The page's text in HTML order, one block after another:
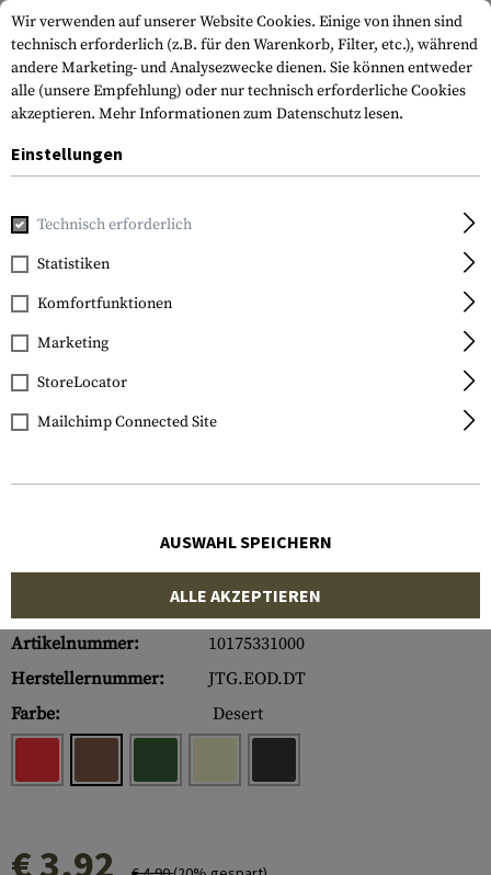
Home Tactical Gear Gummi-
JTG
EOD Rubber Patch
Artikelnummer:
10175331000
Herstellernummer:
JTG.EOD.DT
Farbe:
Desert
€ 3,92
Wir verwenden auf unserer Website Cookies. Einige von ihnen sind
technisch erforderlich (z.B. für den Warenkorb, Filter, etc.), während
andere Marketing- und Analysezwecke dienen. Sie können entweder
alle (unsere Empfehlung) oder nur technisch erforderliche Cookies
akzeptieren. Mehr Informationen zum Datenschutz lesen.
Einstellungen
Technisch erforderlich
Statistiken
Komfortfunktionen
Marketing
StoreLocator
Mailchimp Connected Site
AUSWAHL SPEICHERN
ALLE AKZEPTIEREN